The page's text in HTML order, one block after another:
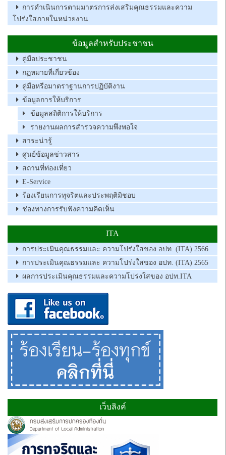
การดำเนินการตามมาตรการส่งเสริมคุณธรรมและความ
โปร่งใสภายในหน่วยงาน
ข้อมูลสำหรับประชาชน
คู่มือประชาชน
กฏหมายที่เกี่ยวข้อง
คู่มือหรือมาตราฐานการปฏิบัติงาน
ข้อมูลการให้บริการ
ข้อมูลสถิติการให้บริการ
รายงานผลการสำรวจความพึงพอใจ
สาระน่ารู้
ศูนย์ข้อมูลข่าวสาร
สถานที่ท่องเที่ยว
E-Service
ร้องเรียนการทุจริตและประพฤติมิชอบ
ช่องทางการรับฟังความคิดเห็น
ITA
การประเมินคุณธรรมและ ความโปร่งใสของ อปท. (ITA) 2566
การประเมินคุณธรรมและ ความโปร่งใสของ อปท. (ITA) 2565
ผลการประเมินคุณธรรมและความโปร่งใสของ อปท.ITA
เว็บลิงค์